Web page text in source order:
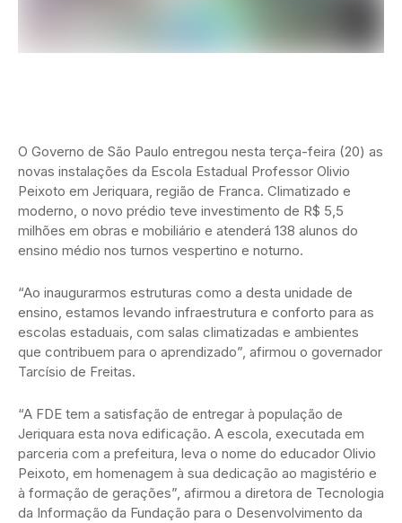
O Governo de São Paulo entregou nesta terça-feira (20) as
novas instalações da Escola Estadual Professor Olivio
Peixoto em Jeriquara, região de Franca. Climatizado e
moderno, o novo prédio teve investimento de R$ 5,5
milhões em obras e mobiliário e atenderá 138 alunos do
ensino médio nos turnos vespertino e noturno.
“Ao inaugurarmos estruturas como a desta unidade de
ensino, estamos levando infraestrutura e conforto para as
escolas estaduais, com salas climatizadas e ambientes
que contribuem para o aprendizado”, afirmou o governador
Tarcísio de Freitas.
“A FDE tem a satisfação de entregar à população de
Jeriquara esta nova edificação. A escola, executada em
parceria com a prefeitura, leva o nome do educador Olivio
Peixoto, em homenagem à sua dedicação ao magistério e
à formação de gerações”, afirmou a diretora de Tecnologia
da Informação da Fundação para o Desenvolvimento da